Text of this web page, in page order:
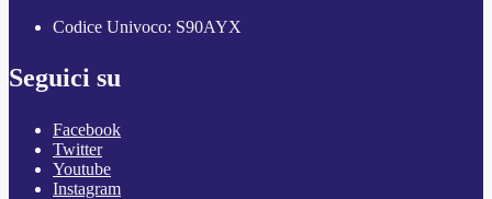
Codice Univoco: S90AYX
Seguici su
Facebook
Twitter
Youtube
Instagram